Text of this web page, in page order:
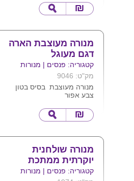
ללא חשמל. נטענת על ידי אור
השמש
מנורה מעוצבת הארה
דגם מעוגל
קטגוריה: פנסים | מנורות
מק"ט: 9046
מנורה מעוצבת בסיס בטון
צבע אפור
קישוט לבית ואו למשרד
מופעל ע"י 2 סוללות aaa
מגיע באריזת מתנה
מנורה שולחנית
יוקרתית ממתכת
קטגוריה: פנסים | מנורות